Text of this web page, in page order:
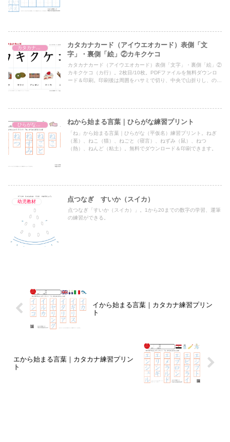
カタカナカード（アイウエオカード）表側「文
字」・裏側「絵」②カキクケコ
カタカナカード（アイウエオカード）表側「文字」・裏側「絵」②
カキクケコ（カ行）。2枚目/10枚。PDFファイルを無料ダウンロ
ード＆印刷。印刷後は周囲をハサミで切り、中央で山折りし、のり
ねから始まる言葉｜ひらがな練習プリント
「ね」から始まる言葉｜ひらがな（平仮名）練習プリント。ねぎ
（葱）、ねこ（猫）、ねごと（寝言）、ねずみ（鼠）、ねつ
（熱）、ねんど（粘土）。無料でダウンロード＆印刷できます。
幼児教材 点つなぎ すいか（スイカ）
点つなぎ「すいか（スイカ）」。1から20までの数字の学習、運筆
の練習ができる。
イから始まる言葉｜カタカナ練習プリン
ト
エから始まる言葉｜カタカナ練習プリン
ト